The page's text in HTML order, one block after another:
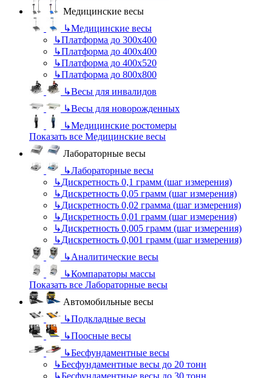
Медицинские весы
↳Медицинские весы
↳Платформа до 300х400
↳Платформа до 400х400
↳Платформа до 400х520
↳Платформа до 800х800
↳Весы для инвалидов
↳Весы для новорожденных
↳Медицинские ростомеры
Показать все Медицинские весы
Лабораторные весы
↳Лабораторные весы
↳Дискретность 0,1 грамм (шаг измерения)
↳Дискретность 0,05 грамм (шаг измерения)
↳Дискретность 0,02 грамма (шаг измерения)
↳Дискретность 0,01 грамм (шаг измерения)
↳Дискретность 0,005 грамм (шаг измерения)
↳Дискретность 0,001 грамм (шаг измерения)
↳Аналитические весы
↳Компараторы массы
Показать все Лабораторные весы
Автомобильные весы
↳Подкладные весы
↳Поосные весы
↳Бесфундаментные весы
↳Бесфундаментные весы до 20 тонн
↳Бесфундаментные весы до 30 тонн